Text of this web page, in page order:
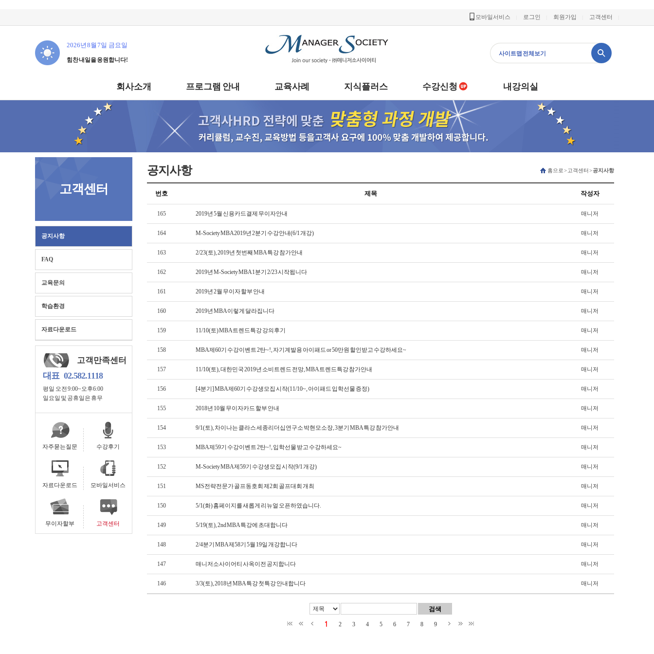
모바일서비스 로그인 회원가입 고객센터
사이트맵 전체보기
2026년 8월 7일 금요일
힘찬 내일을 응원합니다!
회사소개 프로그램 안내 교육사례 지식플러스 수강신청 내강의실
고객센터
공지사항
FAQ
교육문의
학습환경
자료다운로드
고객만족센터
대표 02.582.1118
평일 오전 9:00~오후6:00
일요일 및 공휴일은 휴무
자주묻는질문 수강후기
자료다운로드 모바일서비스
무이자할부 고객센터
공지사항 홈으로 > 고객센터 >공지사항
번호 제목 작성자
165 2019년 5월 신용카드결제 무이자안내 매니저
164 M-Society MBA 2019년 2분기 수강안내(6/1 개강) 매니저
163 2/23(토), 2019년 첫번째 MBA특강 참가안내 매니저
162 2019년 M-Society MBA 1분기 2/23 시작됩니다 매니저
161 2019년 2월 무이자 할부 안내 매니저
160 2019년 MBA 이렇게 달라집니다 매니저
159 11/10(토) MBA트렌드특강 강의후기 매니저
158 MBA 제60기 수강이벤트 2탄~!, 자기계발용 아이패드 or 50만원 할인받고 수강하세요~ 매니저
157 11/10(토), 대한민국 2019년 소비트렌드 전망, MBA 트렌드특강 참가안내 매니저
156 [4분기] MBA 제60기 수강생모집 시작(11/10~, 아이패드 입학선물 증정) 매니저
155 2018년 10월 무이자카드 할부 안내 매니저
154 9/1(토), 차이나는 클라스 세종리더십연구소 박현모소장, 3분기 MBA특강 참가안내 매니저
153 MBA 제59기 수강이벤트 2탄~!, 입학선물 받고 수강하세요~ 매니저
152 M-Society MBA 제59기 수강생모집 시작(9/1 개강) 매니저
151 MS전략전문가 골프동호회 제2회 골프대회 개최 매니저
150 5/1(화) 홈페이지를 새롭게 리뉴얼 오픈하였습니다. 매니저
149 5/19(토), 2nd MBA특강에 초대합니다 매니저
148 2/4분기 MBA 제58기 5월 19일 개강합니다 매니저
147 매니저소사이어티 사옥이전 공지합니다 매니저
146 3/3(토), 2018년 MBA특강 첫특강 안내합니다 매니저
1 2 3 4 5 6 7 8 9